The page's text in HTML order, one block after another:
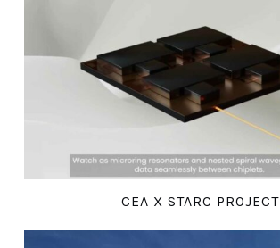
CEA X STARC PROJECT